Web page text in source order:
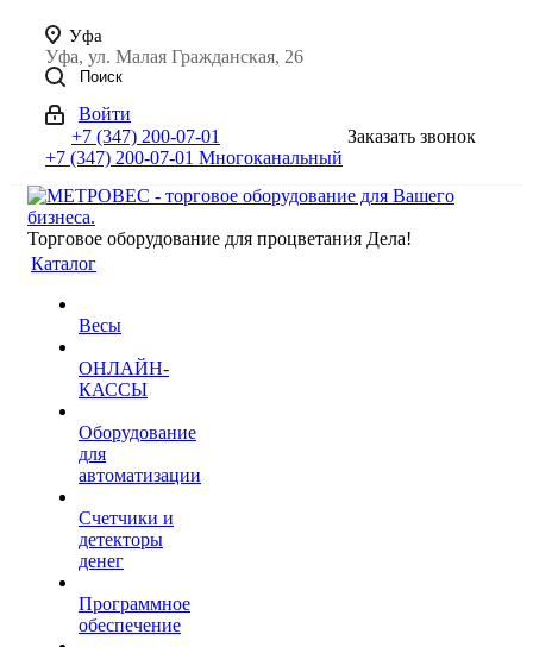
Уфа
Уфа, ул. Малая Гражданская, 26
Поиск
Войти
+7 (347) 200-07-01
+7 (347) 200-07-01 Многоканальный
Заказать звонок
Торговое оборудование для процветания Дела!
Каталог
Весы
ОНЛАЙН-
КАССЫ
Оборудование
для
автоматизации
Счетчики и
детекторы
денег
Программное
обеспечение